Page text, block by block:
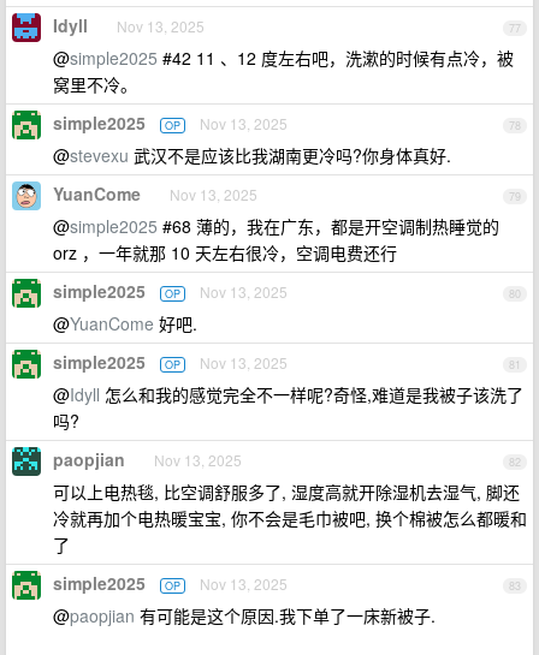
77
Idyll Nov 13, 2025
@simple2025 #42 11 、12 度左右吧，洗漱的时候有点冷，被
窝里不冷。
78
simple2025 OP Nov 13, 2025
@stevexu 武汉不是应该比我湖南更冷吗?你身体真好.
79
YuanCome Nov 13, 2025
@simple2025 #68 薄的，我在广东，都是开空调制热睡觉的
orz ，一年就那 10 天左右很冷，空调电费还行
80
simple2025 OP Nov 13, 2025
@YuanCome 好吧.
81
simple2025 OP Nov 13, 2025
@Idyll 怎么和我的感觉完全不一样呢?奇怪,难道是我被子该洗了
吗?
82
paopjian Nov 13, 2025
可以上电热毯, 比空调舒服多了, 湿度高就开除湿机去湿气, 脚还
冷就再加个电热暖宝宝, 你不会是毛巾被吧, 换个棉被怎么都暖和
了
83
simple2025 OP Nov 13, 2025
@paopjian 有可能是这个原因.我下单了一床新被子.